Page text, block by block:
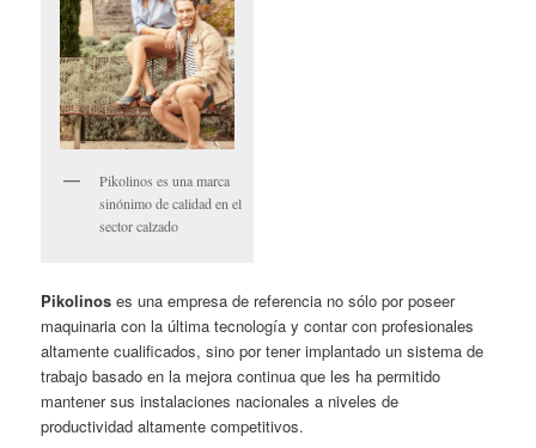
Pikolinos es una marca
sinónimo de calidad en el
sector calzado
Pikolinos es una empresa de referencia no sólo por poseer
maquinaria con la última tecnología y contar con profesionales
altamente cualificados, sino por tener implantado un sistema de
trabajo basado en la mejora continua que les ha permitido
mantener sus instalaciones nacionales a niveles de
productividad altamente competitivos.